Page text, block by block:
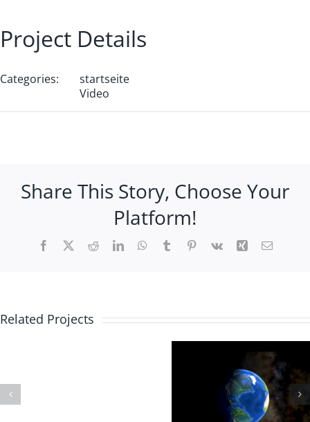
Project Details
Categories:
startseite
Video
Share This Story, Choose Your
Platform!
Facebook
X RedditLinkedInWhatsApp
TumblrPinterest
Vk Xing Email
Related Projectserstaunliche